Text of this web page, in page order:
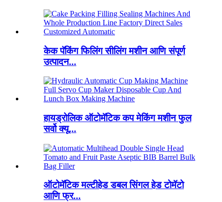
केक पॅकिंग फिलिंग सीलिंग मशीन आणि संपूर्ण
उत्पादन...
हायड्रोलिक ऑटोमॅटिक कप मेकिंग मशीन फुल
सर्वो क्यू...
ऑटोमॅटिक मल्टीहेड डबल सिंगल हेड टोमॅटो
आणि फ्र...